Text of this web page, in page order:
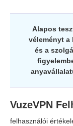
Alapos
véleményt a
és a
VuzeVPN
felhasználói